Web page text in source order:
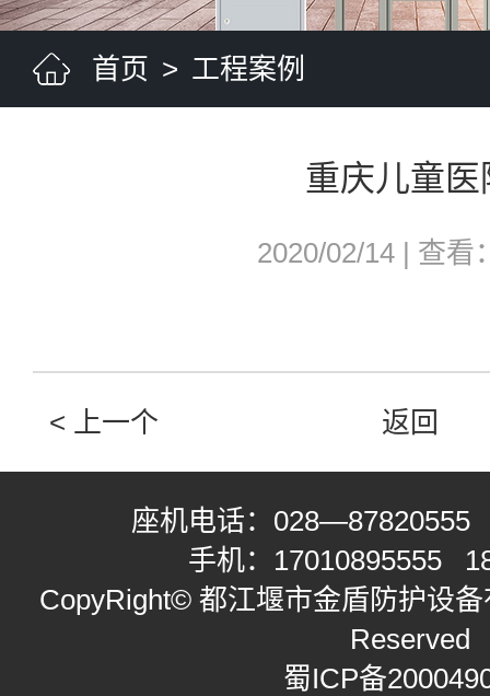
首页 > 工程案例
重庆儿童医
2020/02/14 | 查看
< 上一个 返回
座机电话： 028—87820555
手机： 17010895555
CopyRight© 都江堰市金盾防护设
Reserved
蜀ICP备